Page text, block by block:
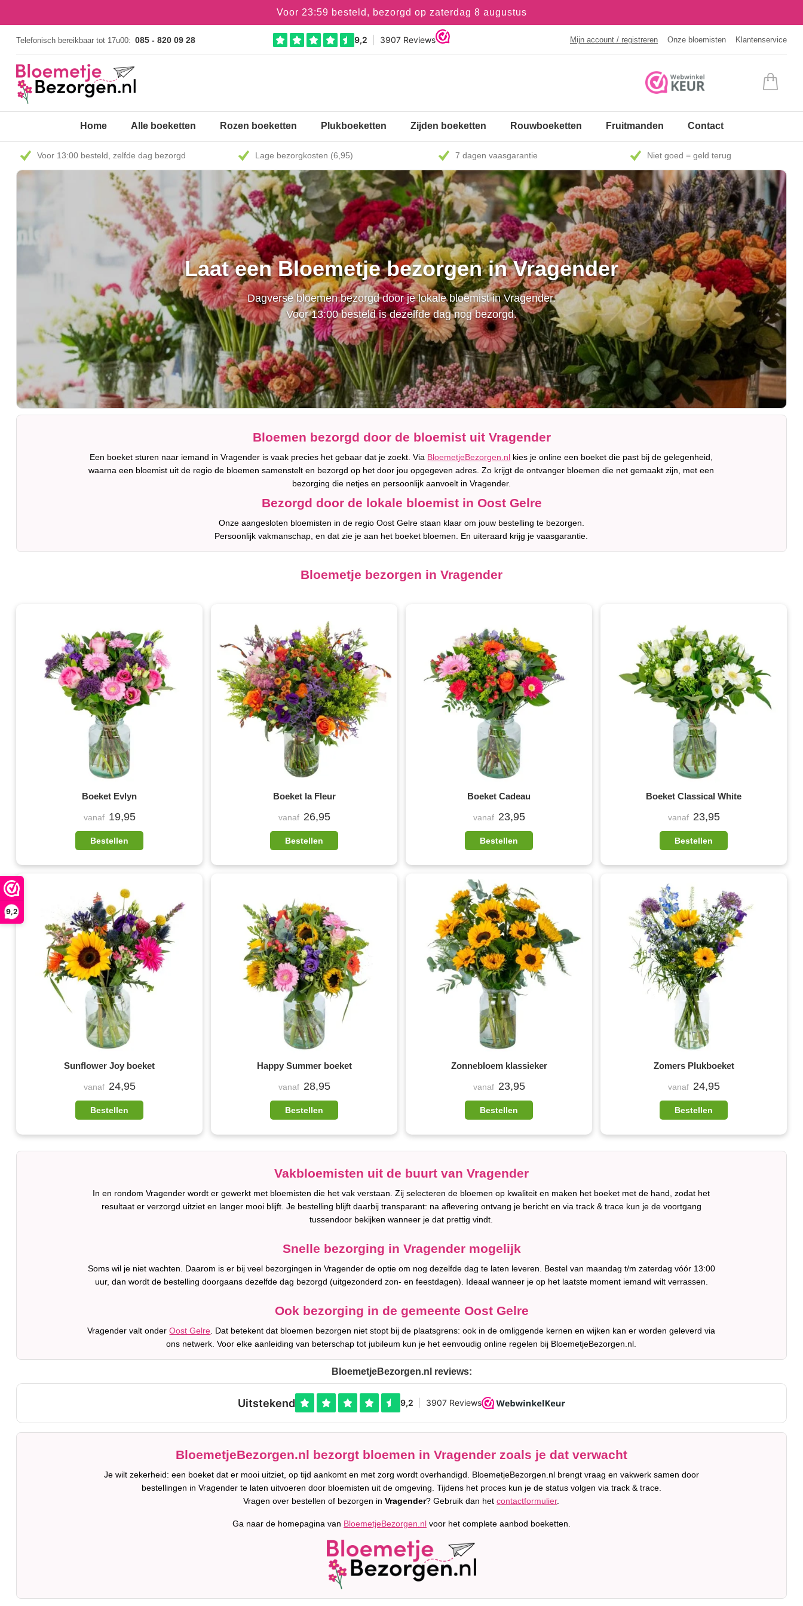
9,2
Voor 23:59 besteld, bezorgd op zaterdag 8 augustus
Telefonisch bereikbaar tot 17u00: 085 - 820 09 28 Mijn account / registreren Onze bloemisten Klantenservice
Home Alle boeketten Rozen boeketten Plukboeketten Zijden boeketten Rouwboeketten Fruitmanden Contact
Voor 13:00 besteld, zelfde dag bezorgd Lage bezorgkosten (6,95) 7 dagen vaasgarantie Niet goed = geld terug
Laat een Bloemetje bezorgen in Vragender
Dagverse bloemen bezorgd door je lokale bloemist in Vragender.
Voor 13:00 besteld is dezelfde dag nog bezorgd.
Bloemen bezorgd door de bloemist uit Vragender
Een boeket sturen naar iemand in Vragender is vaak precies het gebaar dat je zoekt. Via BloemetjeBezorgen.nl kies je online een boeket die past bij de gelegenheid,
waarna een bloemist uit de regio de bloemen samenstelt en bezorgd op het door jou opgegeven adres. Zo krijgt de ontvanger bloemen die net gemaakt zijn, met een
bezorging die netjes en persoonlijk aanvoelt in Vragender.
Bezorgd door de lokale bloemist in Oost Gelre
Onze aangesloten bloemisten in de regio Oost Gelre staan klaar om jouw bestelling te bezorgen.
Persoonlijk vakmanschap, en dat zie je aan het boeket bloemen. En uiteraard krijg je vaasgarantie.
Bloemetje bezorgen in Vragender
Boeket Evlyn
vanaf 19,95
Bestellen
Boeket la Fleur
vanaf 26,95
Bestellen
Boeket Cadeau
vanaf 23,95
Bestellen
Boeket Classical White
vanaf 23,95
Bestellen
Sunflower Joy boeket
vanaf 24,95
Bestellen
Happy Summer boeket
vanaf 28,95
Bestellen
Zonnebloem klassieker
vanaf 23,95
Bestellen
Zomers Plukboeket
vanaf 24,95
Bestellen
Vakbloemisten uit de buurt van Vragender
In en rondom Vragender wordt er gewerkt met bloemisten die het vak verstaan. Zij selecteren de bloemen op kwaliteit en maken het boeket met de hand, zodat het
resultaat er verzorgd uitziet en langer mooi blijft. Je bestelling blijft daarbij transparant: na aflevering ontvang je bericht en via track & trace kun je de voortgang
tussendoor bekijken wanneer je dat prettig vindt.
Snelle bezorging in Vragender mogelijk
Soms wil je niet wachten. Daarom is er bij veel bezorgingen in Vragender de optie om nog dezelfde dag te laten leveren. Bestel van maandag t/m zaterdag vóór 13:00
uur, dan wordt de bestelling doorgaans dezelfde dag bezorgd (uitgezonderd zon- en feestdagen). Ideaal wanneer je op het laatste moment iemand wilt verrassen.
Ook bezorging in de gemeente Oost Gelre
Vragender valt onderOost Gelre . Dat betekent dat bloemen bezorgen niet stopt bij de plaatsgrens: ook in de omliggende kernen en wijken kan er worden geleverd via
ons netwerk. Voor elke aanleiding van beterschap tot jubileum kun je het eenvoudig online regelen bij BloemetjeBezorgen.nl.
BloemetjeBezorgen.nl reviews:
BloemetjeBezorgen.nl bezorgt bloemen in Vragender zoals je dat verwacht
Je wilt zekerheid: een boeket dat er mooi uitziet, op tijd aankomt en met zorg wordt overhandigd. BloemetjeBezorgen.nl brengt vraag en vakwerk samen door
bestellingen in Vragender te laten uitvoeren door bloemisten uit de omgeving. Tijdens het proces kun je de status volgen via track & trace.
Vragen over bestellen of bezorgen inVragender? Gebruik dan hetcontactformulier.
Ga naar de homepagina van BloemetjeBezorgen.nlvoor het complete aanbod boeketten.